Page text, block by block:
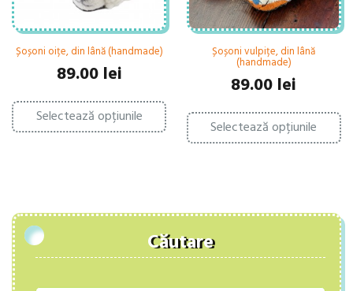
Șoșoni oițe, din lână (handmade)
89.00 lei
Selectează opțiunile
Acest
produs
are
fi
în
pagina
Șoșoni vulpițe, din lână
(handmade)
89.00 lei
Selectează opțiunile
fi
în
Căutare